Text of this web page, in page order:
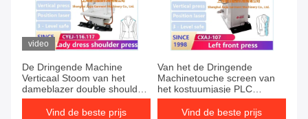
video
De Dringende Machine
Verticaal Stoom van het
dameblazer double shoulder
Jasje het Strijken Materiaal
Vind de beste prijs
Van het de Dringende
Machinetouche screen van
het kostuumjasje PLC
050mm verschillend soort
Vind de beste prijs